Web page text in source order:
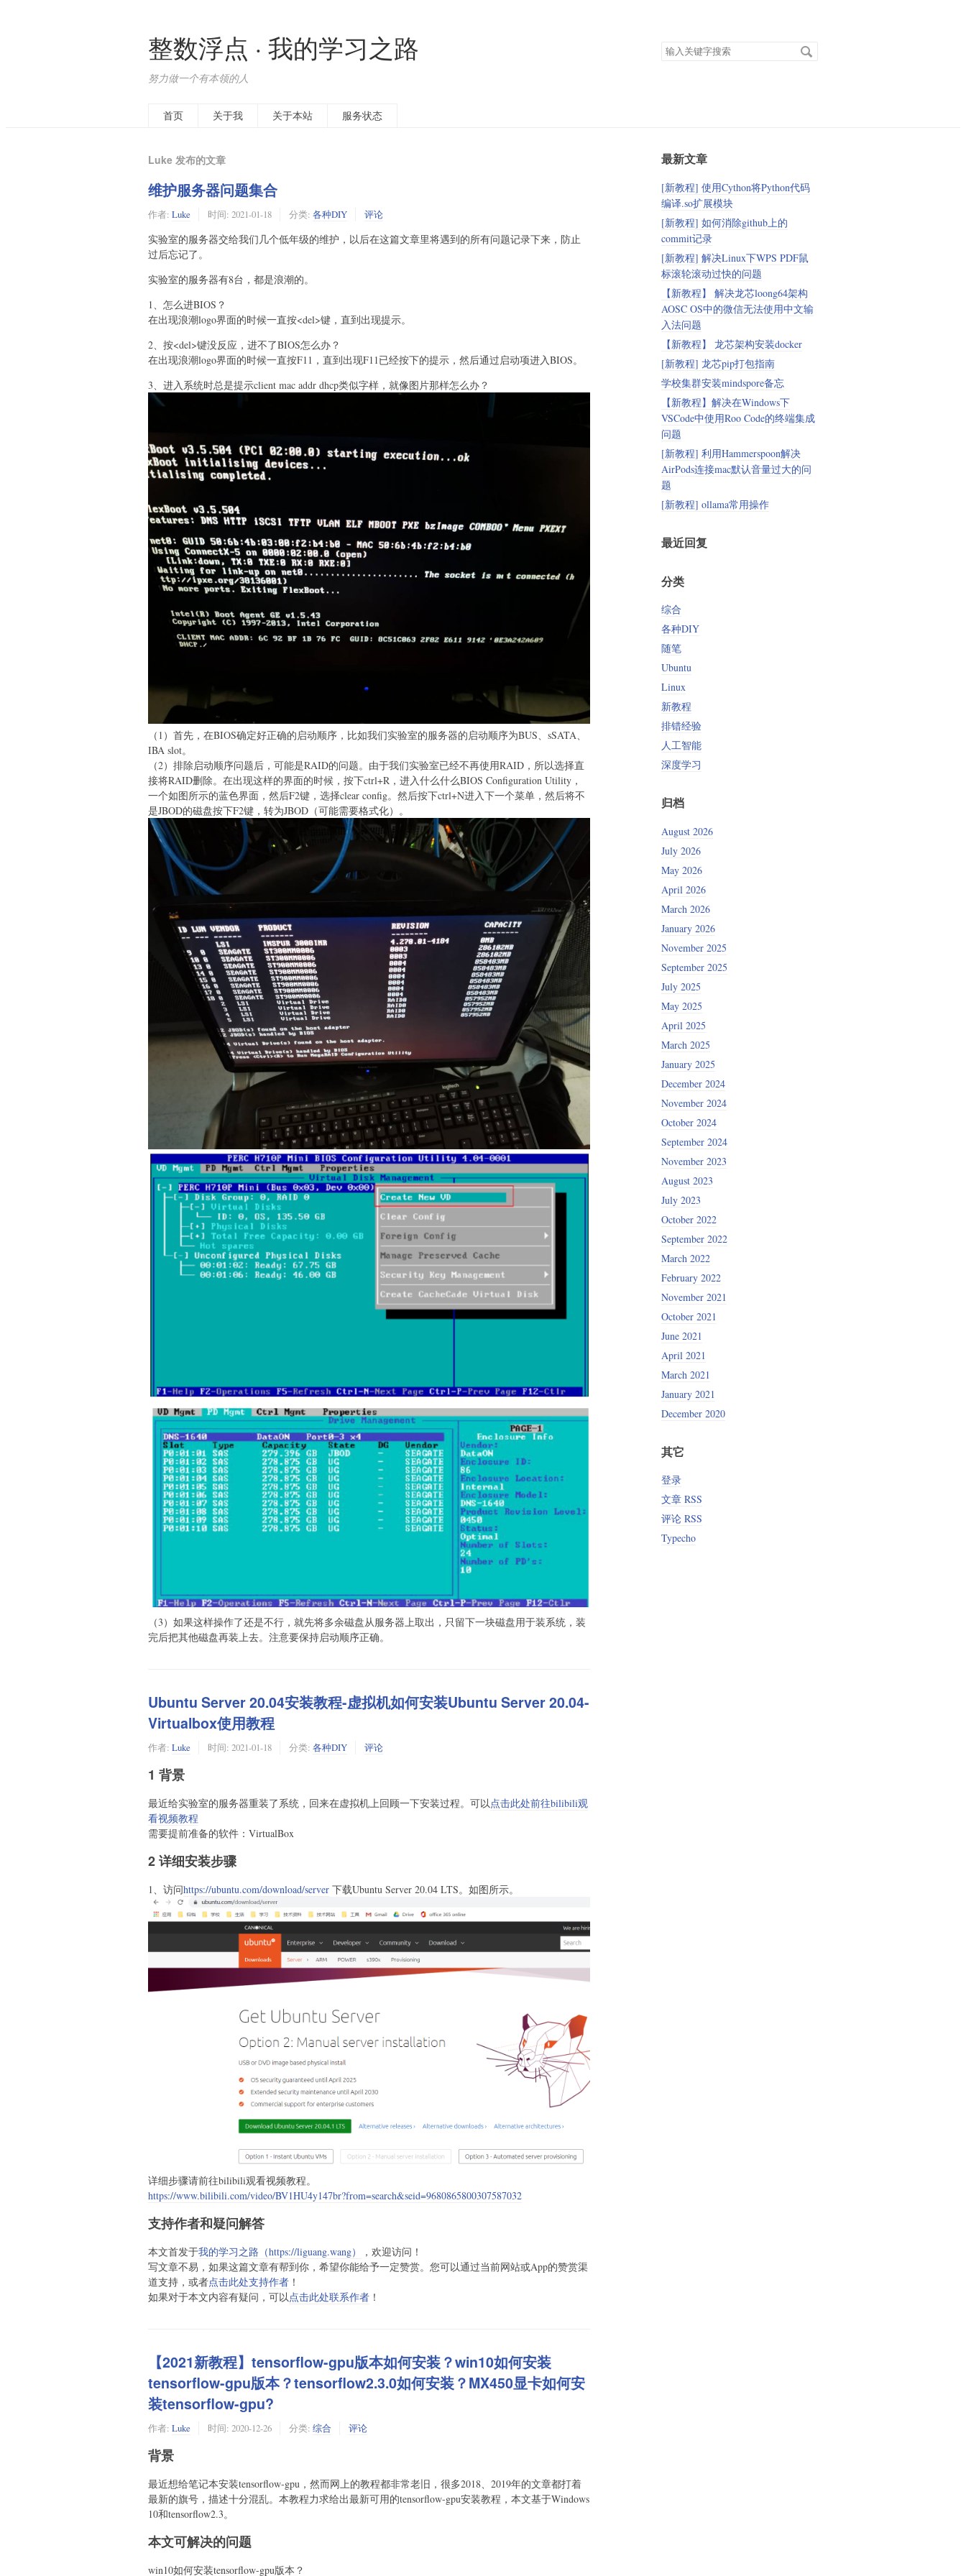
整数浮点 · 我的学习之路
努力做一个有本领的人
搜
首页 关于我 关于本站 服务状态
Luke 发布的文章
维护服务器问题集合
作者: Luke 时间: 2021-01-18 分类: 各种DIY 评论
实验室的服务器交给我们几个低年级的维护，以后在这篇文章里将遇到的所有问题记录下来，防止
过后忘记了。
实验室的服务器有8台，都是浪潮的。
1、怎么进BIOS？
在出现浪潮logo界面的时候一直按<del>键，直到出现提示。
2、按<del>键没反应，进不了BIOS怎么办？
在出现浪潮logo界面的时候一直按F11，直到出现F11已经按下的提示，然后通过启动项进入BIOS。
3、进入系统时总是提示client mac addr dhcp类似字样，就像图片那样怎么办？
（1）首先，在BIOS确定好正确的启动顺序，比如我们实验室的服务器的启动顺序为BUS、sSATA、
IBA slot。
（2）排除启动顺序问题后，可能是RAID的问题。由于我们实验室已经不再使用RAID，所以选择直
接将RAID删除。在出现这样的界面的时候，按下ctrl+R，进入什么什么BIOS Configuration Utility，
一个如图所示的蓝色界面，然后F2键，选择clear config。然后按下ctrl+N进入下一个菜单，然后将不
是JBOD的磁盘按下F2键，转为JBOD（可能需要格式化）。
（3）如果这样操作了还是不行，就先将多余磁盘从服务器上取出，只留下一块磁盘用于装系统，装
完后把其他磁盘再装上去。注意要保持启动顺序正确。
Ubuntu Server 20.04安装教程-虚拟机如何安装Ubuntu Server 20.04-
Virtualbox使用教程
作者: Luke 时间: 2021-01-18 分类: 各种DIY 评论
1 背景
最近给实验室的服务器重装了系统，回来在虚拟机上回顾一下安装过程。可以点击此处前往bilibili观
看视频教程
需要提前准备的软件：VirtualBox
2 详细安装步骤
1、访问https://ubuntu.com/download/server 下载Ubuntu Server 20.04 LTS。如图所示。
详细步骤请前往bilibili观看视频教程。
https://www.bilibili.com/video/BV1HU4y147br?from=search&seid=9680865800307587032
支持作者和疑问解答
本文首发于我的学习之路（https://liguang.wang）
，欢迎访问！
写文章不易，如果这篇文章有帮到你，希望你能给予一定赞赏。您可以通过当前网站或App的赞赏渠
道支持，或者点击此处支持作者 ！
如果对于本文内容有疑问，可以点击此处联系作者 ！
【2021新教程】tensorflow-gpu版本如何安装？win10如何安装
tensorflow-gpu版本？tensorflow2.3.0如何安装？MX450显卡如何安
装tensorflow-gpu?
作者: Luke 时间: 2020-12-26 分类: 综合 评论
背景
最近想给笔记本安装tensorflow-gpu，然而网上的教程都非常老旧，很多2018、2019年的文章都打着
最新的旗号，描述十分混乱。本教程力求给出最新可用的tensorflow-gpu安装教程，本文基于Windows
10和tensorflow2.3。
本文可解决的问题
win10如何安装tensorflow-gpu版本？
最新文章
[新教程] 使用Cython将Python代码
编译.so扩展模块
[新教程] 如何消除github上的
commit记录
[新教程] 解决Linux下WPS PDF鼠
标滚轮滚动过快的问题
【新教程】 解决龙芯loong64架构
AOSC OS中的微信无法使用中文输
入法问题
【新教程】 龙芯架构安装docker
[新教程] 龙芯pip打包指南
学校集群安装mindspore备忘
【新教程】解决在Windows下
VSCode中使用Roo Code的终端集成
问题
[新教程] 利用Hammerspoon解决
AirPods连接mac默认音量过大的问
题
[新教程] ollama常用操作
最近回复
分类
综合
各种DIY
随笔
Ubuntu
Linux
新教程
排错经验
人工智能
深度学习
归档
August 2026
July 2026
May 2026
April 2026
March 2026
January 2026
November 2025
September 2025
July 2025
May 2025
April 2025
March 2025
January 2025
December 2024
November 2024
October 2024
September 2024
November 2023
August 2023
July 2023
October 2022
September 2022
March 2022
February 2022
November 2021
October 2021
June 2021
April 2021
March 2021
January 2021
December 2020
其它
登录
文章 RSS
评论 RSS
Typecho